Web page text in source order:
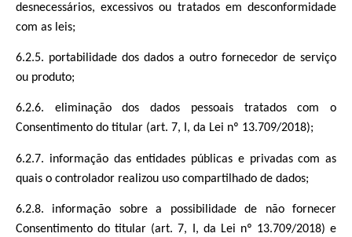
desnecessários, excessivos ou tratados em desconformidade
com as leis;
6.2.5. portabilidade dos dados a outro fornecedor de serviço
ou produto;
6.2.6. eliminação dos dados pessoais tratados com o
Consentimento do titular (art. 7, I, da Lei nº 13.709/2018);
6.2.7. informação das entidades públicas e privadas com as
quais o controlador realizou uso compartilhado de dados;
6.2.8. informação sobre a possibilidade de não fornecer
Consentimento do titular (art. 7, I, da Lei nº 13.709/2018) e